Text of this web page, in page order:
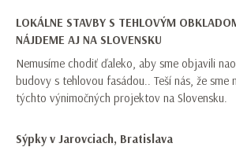
LOKÁLNE STAVBY S TEHLOVÝM
NÁJDEME AJ NA SLOVENSKU
Nemusíme chodiť ďaleko, aby sme objavili
budovy s tehlovou fasádou.. Teší nás, že sme
týchto výnimočných projektov na Slovensku.
Sýpky v Jarovciach, Bratislava